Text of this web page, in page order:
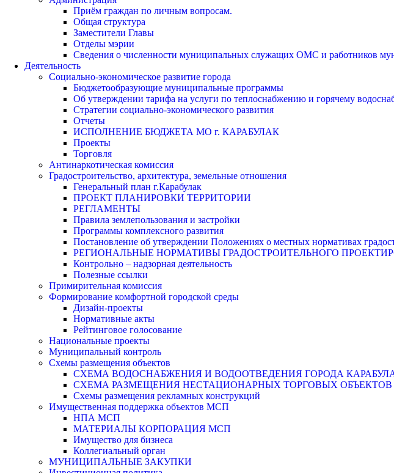
Приём граждан по личным вопросам.
Общая структура
Заместители Главы
Отделы мэрии
Сведения о численности муниципальных служащих ОМС и работников
Деятельность
Социально-экономическое развитие города
Бюджетообразующие муниципальные программы
Об утверждении тарифа на услуги по теплоснабжению и горячему
Стратегии социально-экономического развития
Отчеты
ИСПОЛНЕНИЕ БЮДЖЕТА МО г. КАРАБУЛАК
Проекты
Торговля
Антинаркотическая комиссия
Градостроительство, архитектура, земельные отношения
Генеральный план г.Карабулак
ПРОЕКТ ПЛАНИРОВКИ ТЕРРИТОРИИ
РЕГЛАМЕНТЫ
Правила землепользования и застройки
Программы комплексного развития
Постановление об утверждении Положениях о местных нормативах
РЕГИОНАЛЬНЫЕ НОРМАТИВЫ ГРАДОСТРОИТЕЛЬНОГО
Контрольно – надзорная деятельность
Полезные ссылки
Примирительная комиссия
Формирование комфортной городской среды
Дизайн-проекты
Нормативные акты
Рейтинговое голосование
Национальные проекты
Муниципальный контроль
Схемы размещения объектов
СХЕМА ВОДОСНАБЖЕНИЯ И ВОДООТВЕДЕНИЯ ГОРОДА
СХЕМА РАЗМЕЩЕНИЯ НЕСТАЦИОНАРНЫХ ТОРГОВЫХ ОБЪЕКТОВ
Схемы размещения рекламных конструкций
Имущественная поддержка объектов МСП
НПА МСП
МАТЕРИАЛЫ КОРПОРАЦИЯ МСП
Имущество для бизнеса
Коллегиальный орган
МУНИЦИПАЛЬНЫЕ ЗАКУПКИ